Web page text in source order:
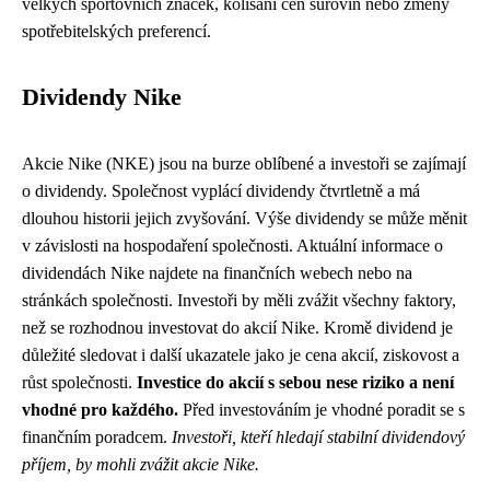
velkých sportovních značek, kolísání cen surovin nebo změny
spotřebitelských preferencí.
Dividendy Nike
Akcie Nike (NKE) jsou na burze oblíbené a investoři se zajímají
o dividendy. Společnost vyplácí dividendy čtvrtletně a má
dlouhou historii jejich zvyšování. Výše dividendy se může měnit
v závislosti na hospodaření společnosti. Aktuální informace o
dividendách Nike najdete na finančních webech nebo na
stránkách společnosti. Investoři by měli zvážit všechny faktory,
než se rozhodnou investovat do akcií Nike. Kromě dividend je
důležité sledovat i další ukazatele jako je cena akcií, ziskovost a
růst společnosti. Investice do akcií s sebou nese riziko a není
vhodné pro každého. Před investováním je vhodné poradit se s
finančním poradcem. Investoři, kteří hledají stabilní dividendový
příjem, by mohli zvážit akcie Nike.